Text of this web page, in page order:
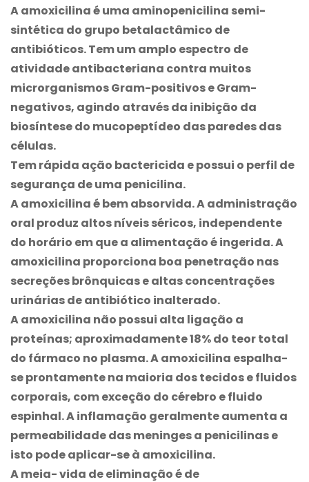
A amoxicilina é uma aminopenicilina semi-
sintética do grupo betalactâmico de
antibióticos. Tem um amplo espectro de
atividade antibacteriana contra muitos
microrganismos Gram-positivos e Gram-
negativos, agindo através da inibição da
biosíntese do mucopeptídeo das paredes das
células.
Tem rápida ação bactericida e possui o perfil de
segurança de uma penicilina.
A amoxicilina é bem absorvida. A administração
oral produz altos níveis séricos, independente
do horário em que a alimentação é ingerida. A
amoxicilina proporciona boa penetração nas
secreções brônquicas e altas concentrações
urinárias de antibiótico inalterado.
A amoxicilina não possui alta ligação a
proteínas; aproximadamente 18% do teor total
do fármaco no plasma. A amoxicilina espalha-
se prontamente na maioria dos tecidos e fluidos
corporais, com exceção do cérebro e fluido
espinhal. A inflamação geralmente aumenta a
permeabilidade das meninges a penicilinas e
isto pode aplicar-se à amoxicilina.
A meia- vida de eliminação é de